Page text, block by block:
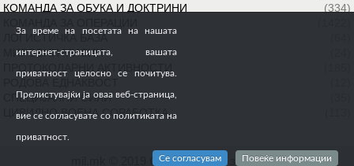
КОМАНДА ЗА ОБУКА И ДОКТРИНИ
(334)
ЛОГИСТИЧКА БАЗА
МИРОВНИ МИСИИ
СПЕЦИЈАЛНИ СИЛИ
ЦИВИЛНО ВОЕНА СОРАБОТКА
mil.mk © 2019 Сите права се задржани
За време на посетата на нашата
интернет-страницата, вашата
приватност целосно се почитува.
Прелистувајќи ја оваа веб-страница,
вие се согласувате со политиката на
приватност.
Се согласувам Повеќе информации